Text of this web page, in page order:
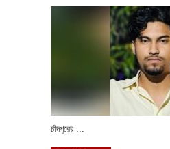
চাঁদপুরের ...